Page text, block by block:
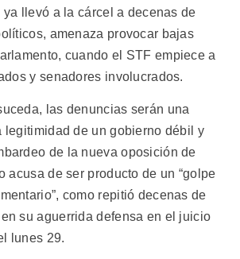
ya llevó a la cárcel a decenas de
amenaza provocar bajas
cuando el STF empiece a
y senadores involucrados.
las denuncias serán una
legitimidad de un gobierno débil y
de la nueva oposición de
acusa de ser producto de un “golpe
como repitió decenas de
su aguerrida defensa en el juicio
lunes 29.